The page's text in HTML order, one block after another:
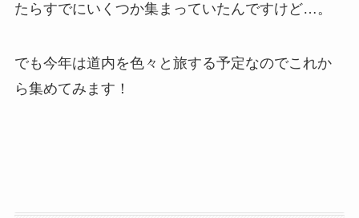
たらすでにいくつか集まっていたんですけど…。
でも今年は道内を色々と旅する予定なのでこれか
ら集めてみます！